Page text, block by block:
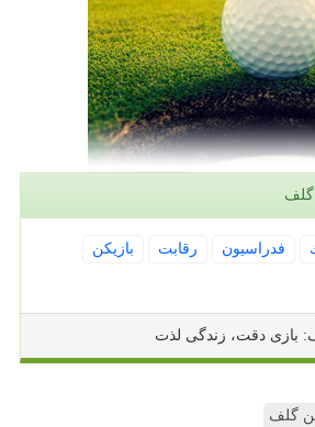
گلف
فدراسیون رقابت
بازیكن
بازی دقت، زندگی لذت
گلف